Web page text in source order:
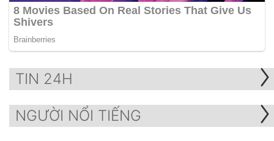
TIN 24H
NGƯỜI NỔI TIẾNG